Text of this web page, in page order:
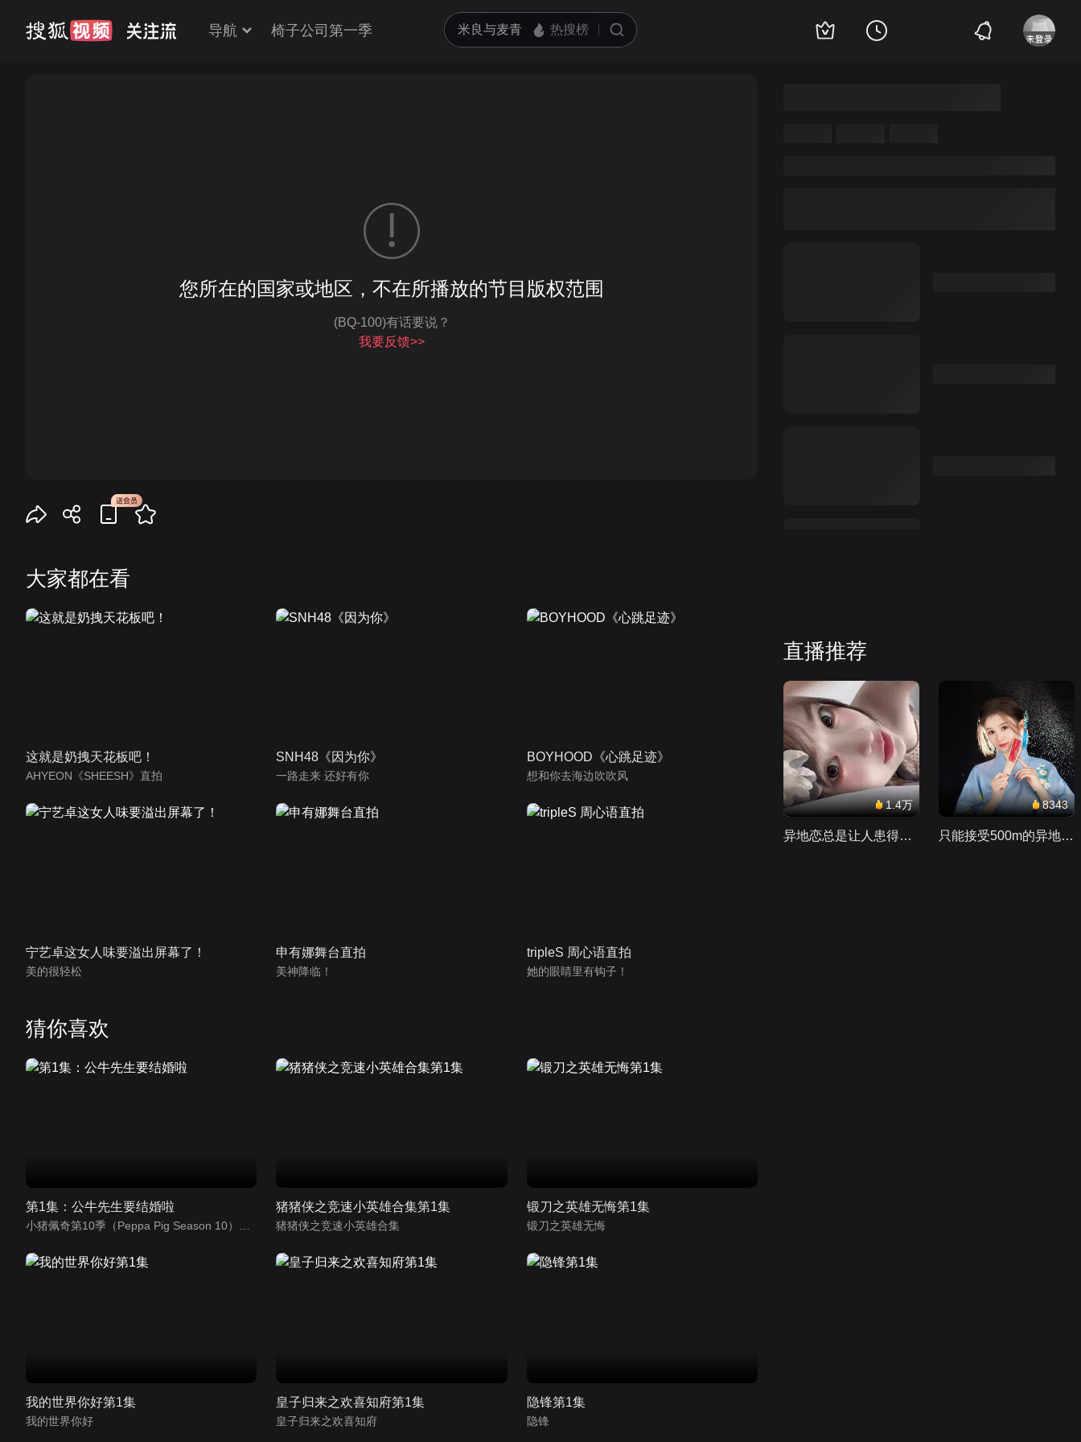
导航 椅子公司第一季
您所在的国家或地区，不在所播放的节目版权范围
(BQ-100)有话要说？
我要反馈>>
亮度
大家都在看
这就是奶拽天花板吧！
AHYEON《SHEESH》直拍
SNH48《因为你》
一路走来 还好有你
BOYHOOD《心跳足迹》
想和你去海边吹吹风
宁艺卓这女人味要溢出屏幕了！
美的很轻松
申有娜舞台直拍
美神降临！
tripleS 周心语直拍
她的眼睛里有钩子！
猜你喜欢
第1集：公牛先生要结婚啦
小猪佩奇第10季（Peppa Pig Season 10）（中文版） 有声音频
猪猪侠之竞速小英雄合集第1集
猪猪侠之竞速小英雄合集
锻刀之英雄无悔第1集
锻刀之英雄无悔
我的世界你好第1集
我的世界你好
皇子归来之欢喜知府第1集
皇子归来之欢喜知府
隐锋第1集
隐锋
直播推荐
1.4万
异地恋总是让人患得患失。。。
8343
只能接受500m的异地恋，电动车没电了......